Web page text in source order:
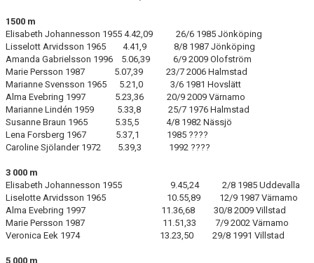
1500 m
Elisabeth Johannesson 1955 4.42,09 26/6 1985 Jönköping
Lisselott Arvidsson 1965 4.41,9 8/8 1987 Jönköping
Amanda Gabrielsson 1996 5.06,39 6/9 2009 Olofström
Marie Persson 1987 5.07,39 23/7 2006 Halmstad
Marianne Svensson 1965 5.21,0 3/6 1981 Hovslätt
Alma Evebring 1997 5.23,36 20/9 2009 Värnamo
Marianne Lindén 1959 5.33,8 25/7 1976 Halmstad
Susanne Braun 1965 5.35,5 4/8 1982 Nässjö
Lena Forsberg 1967 5.37,1 1985 ????
Caroline Sjölander 1972 5.39,3 1992 ????
3 000 m
Elisabeth Johannesson 1955 9.45,24 2/8 1985 Uddevalla
Liselotte Arvidsson 1965 10.55,89 12/9 1987 Värnamo
Alma Evebring 1997 11.36,68 30/8 2009 Villstad
Marie Persson 1987 11.51,33 7/9 2002 Värnamo
Veronica Eek 1974 13.23,50 29/8 1991 Villstad
5 000 m